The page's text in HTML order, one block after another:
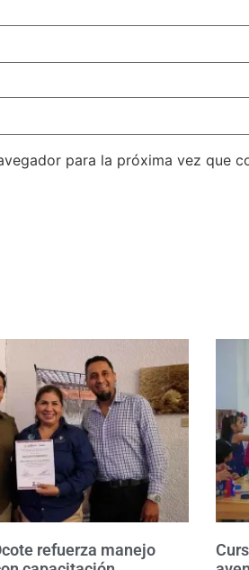
para la próxima vez que
refuerza manejo